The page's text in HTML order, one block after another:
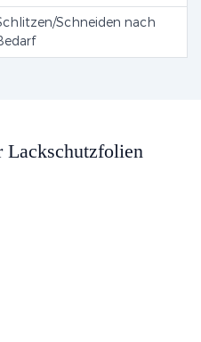
Schneiden nach
Lackschutzfolien